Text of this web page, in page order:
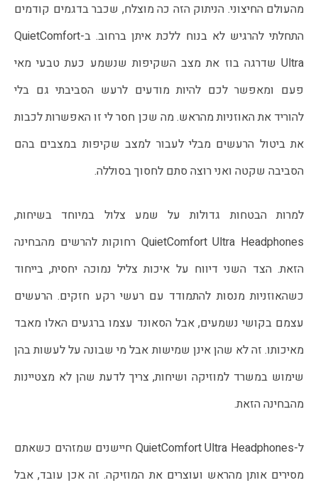
מהעולם החיצוני. הניתוק הזה כה מוצלח, שכבר בדגמים קודמים
התחלתי להרגיש לא בנוח ללכת איתן ברחוב. ב-QuietComfort
Ultra שדרגה בוז את מצב השקיפות שנשמע כעת טבעי מאי
פעם ומאפשר לכם להיות מודעים לרעש הסביבתי גם בלי
להוריד את האוזניות מהראש. מה שכן חסר לי זו האפשרות לכבות
את ביטול הרעשים מבלי לעבור למצב שקיפות במצבים בהם
הסביבה שקטה ואני רוצה סתם לחסוך בסוללה.
למרות הבטחות גדולות על שמע צלול במיוחד בשיחות,
QuietComfort Ultra Headphones רחוקות להרשים מהבחינה
הזאת. הצד השני דיווח על איכות צליל נמוכה יחסית, בייחוד
כשהאוזניות מנסות להתמודד עם רעשי רקע חזקים. הרעשים
עצמם בקושי נשמעים, אבל הסאונד עצמו ברגעים האלו מאבד
מאיכותו. זה לא שהן אינן שמישות אבל מי שבונה על לעשות בהן
שימוש במשרד למוזיקה ושיחות, צריך לדעת שהן לא מצטיינות
מהבחינה הזאת.
ל-QuietComfort Ultra Headphones חיישנים שמזהים כשאתם
מסירים אותן מהראש ועוצרים את המוזיקה. זה אכן עובד, אבל